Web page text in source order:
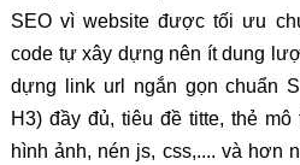
SEO vì website được tối ưu
code tự xây dựng nên ít dung
dựng link url ngắn gọn chuẩn
H3) đầy đủ, tiêu đề titte, thẻ
hình ảnh, nén js, css,.... và hơn